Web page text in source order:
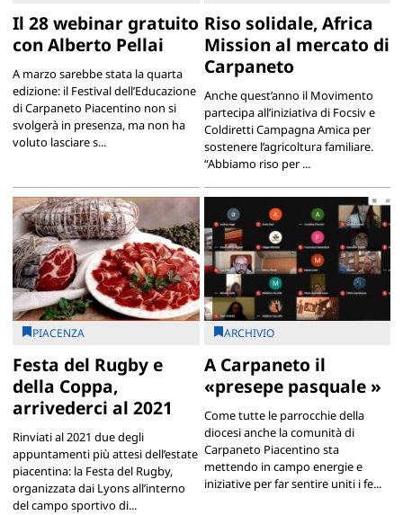
Il 28 webinar gratuito
con Alberto Pellai
A marzo sarebbe stata la quarta
edizione: il Festival dell’Educazione
di Carpaneto Piacentino non si
svolgerà in presenza, ma non ha
voluto lasciare s...
Riso solidale, Africa
Mission al mercato di
Carpaneto
Anche quest’anno il Movimento
partecipa all’iniziativa di Focsiv e
Coldiretti Campagna Amica per
sostenere l’agricoltura familiare.
“Abbiamo riso per ...
PIACENZA
Festa del Rugby e
della Coppa,
arrivederci al 2021
Rinviati al 2021 due degli
appuntamenti più attesi dell’estate
piacentina: la Festa del Rugby,
organizzata dai Lyons all’interno
del campo sportivo di...
ARCHIVIO
A Carpaneto il
«presepe pasquale »
Come tutte le parrocchie della
diocesi anche la comunità di
Carpaneto Piacentino sta
mettendo in campo energie e
iniziative per far sentire uniti i fe...